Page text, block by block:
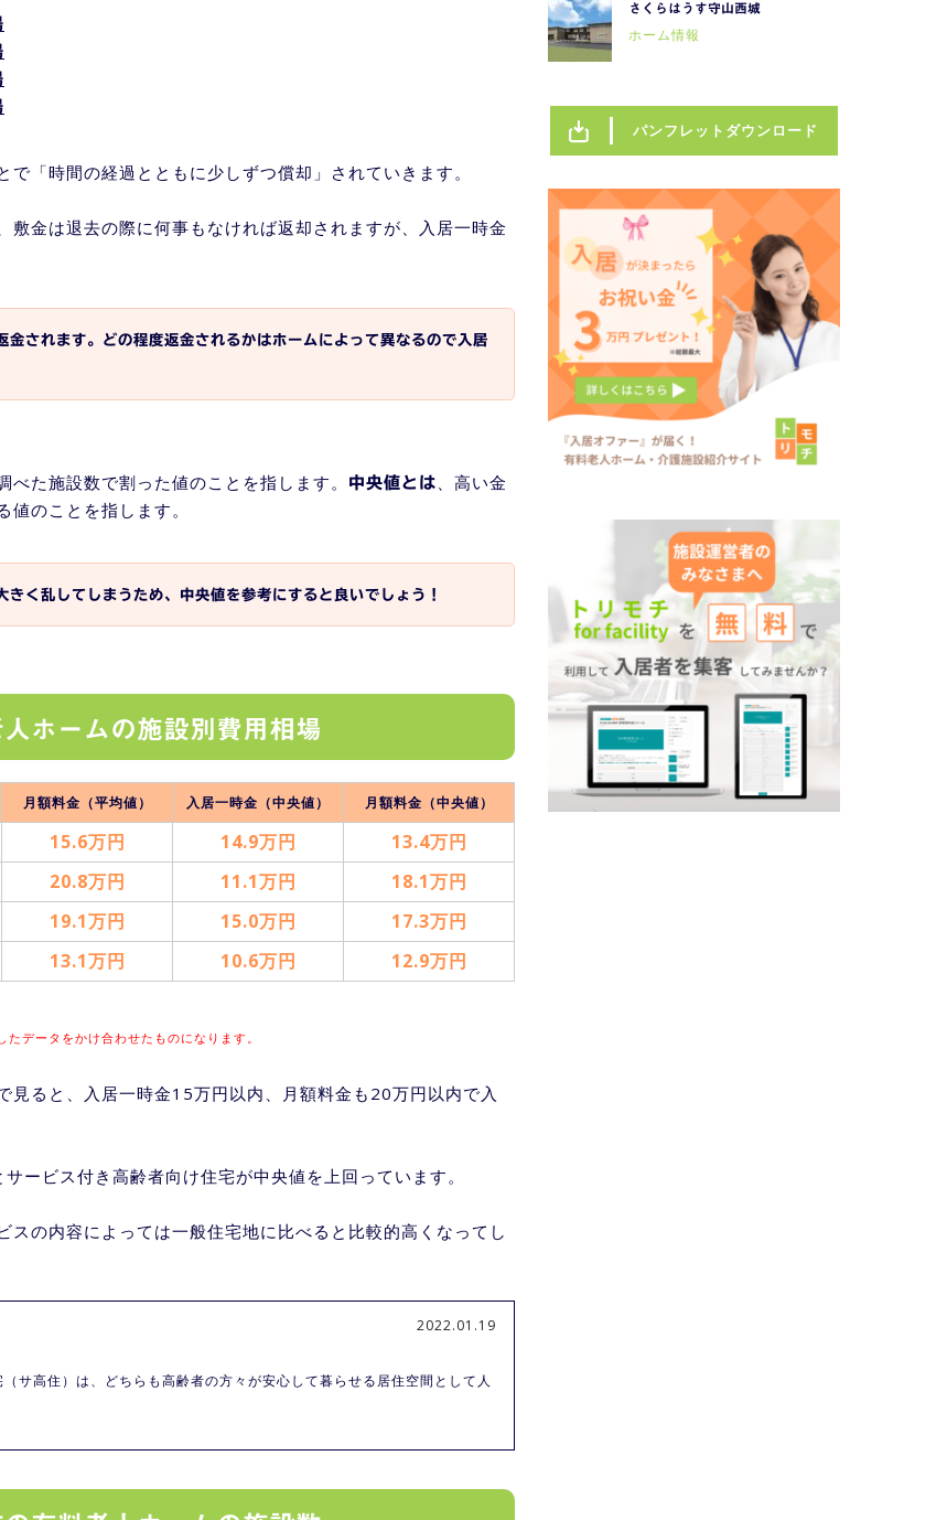
「時間の経過とともに少しずつ償却」されていきます。
金は退去の際に何事もなければ返却されますが、入居一時金
されます。どの程度返金されるかはホームによって異なるので入居
べた施設数で割った値のことを指します。 中央値とは
、高い金
のことを指します。
く乱してしまうため、中央値を参考にすると良いでしょう！
人ホームの施設別費用相場
月額料金（平均値） 入居一時金（中央値） 月額料金（中央値）
15.6万円 14.9万円 13.4万円
20.8万円 11.1万円 18.1万円
19.1万円 15.0万円 17.3万円
13.1万円 10.6万円 12.9万円
たデータをかけ合わせたものになります。
ると、入居一時金15万円以内、月額料金も20万円以内で入
ービス付き高齢者向け住宅が中央値を上回っています。
の内容によっては一般住宅地に比べると比較的高くなってし
2022.01.19
サ高住）は、どちらも高齢者の方々が安心して暮らせる居住空間として人
さくらはうす守山西城
ホーム情報
パンフレットダウンロード